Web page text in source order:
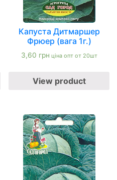
Капуста Дитмаршер
Фрюер (вага 1г.)
3,60 грн ціна опт от 20шт
View product